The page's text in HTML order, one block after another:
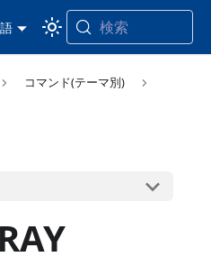
ン 検索
コマンド(テーマ別)